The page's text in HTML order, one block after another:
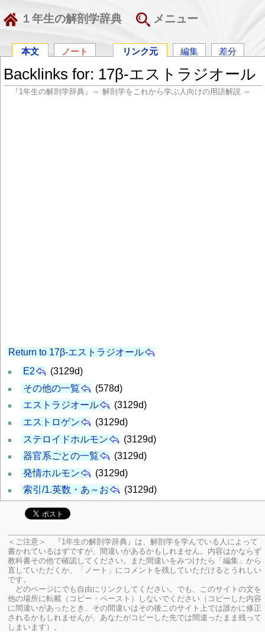
１年生の解剖学辞典 メニュー
本文 ノート リンク元 編集 差分
Backlinks for: 17β-エストラジオール
『1年生の解剖学辞典』～ 解剖学をこれから学ぶ人向けの用語解説 ～
Return to 17β-エストラジオール
E2
(3129d)
その他の一覧
(578d)
エストラジオール
(3129d)
エストロゲン
(3129d)
ステロイドホルモン
(3129d)
器官系ごとの一覧
(3129d)
発情ホルモン
(3129d)
索引/1.英数・あ～お
(3129d)
＜ご注意＞ 『1年生の解剖学辞典』は、解剖学を学んでいる人によって
書かれているはずですが、間違いがあるかもしれません。内容はかならず
教科書その他で確認してください。
また間違いをみつけたら「編集」から
直していただくか、「ノート」にコメントを残していただけるとうれしい
です。
どのページにでも自由にリンクしてください。でも、このサイトの文を
他の場所に転載（コピー・ペースト）しないでください（コピーした内容
に間違いがあったとき、その間違いはその後このサイト上では誰かに修正
されるかもしれませんが、あなたがコピーした先では間違ったまま残って
しまいます）。